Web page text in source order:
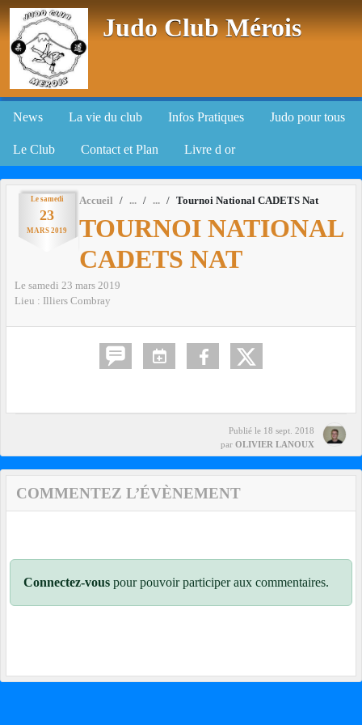
Judo Club Mérois
News La vie du club Infos Pratiques Judo pour tous
Le Club Contact et Plan Livre d or
Le samedi
23
MARS 2019
Accueil Tournoi National CADETS Nat
TOURNOI NATIONAL
CADETS NAT
Le samedi 23 mars 2019
Lieu : Illiers Combray
Publié le 18 sept. 2018
par OLIVIER LANOUX
COMMENTEZ L’ÉVÈNEMENT
Connectez-vous pour pouvoir participer aux commentaires.
Panneau de gestion des cookies